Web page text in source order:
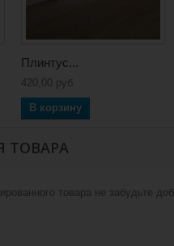
Плинтус...
420,00 руб
В корзину
товара не забудьте